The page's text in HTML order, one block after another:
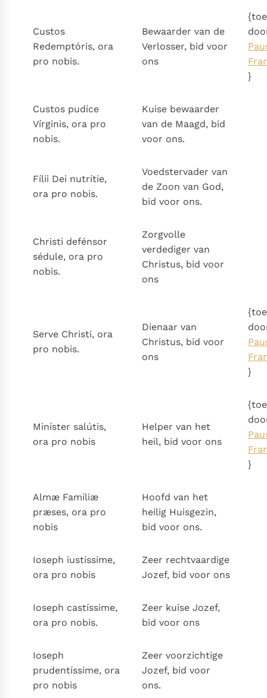
Custos
Redemptóris, ora
pro nobis.
Bewaarder van de
Verlosser, bid voor
ons
}
Custos pudíce
Vírginis, ora pro
nobis.
Kuise bewaarder
van de Maagd, bid
voor ons.
Fílii Dei nutrítie,
ora pro nobis.
Voedstervader van
de Zoon van God,
bid voor ons.
Christi defénsor
sédule, ora pro
nobis.
Zorgvolle
verdediger van
Christus, bid voor
ons
Serve Christi, ora
pro nobis.
Dienaar van
Christus, bid voor
ons
}
Miníster salútis,
ora pro nobis
Helper van het
heil, bid voor ons
}
Almæ Famíliæ
præses, ora pro
nobis
Hoofd van het
heilig Huisgezin,
bid voor ons.
Ioseph iustíssime,
ora pro nobis
Zeer rechtvaardige
Jozef, bid voor ons
Ioseph castíssime,
ora pro nobis.
Zeer kuise Jozef,
bid voor ons
Ioseph
prudentíssime, ora
pro nobis
Zeer voorzichtige
Jozef, bid voor
ons.